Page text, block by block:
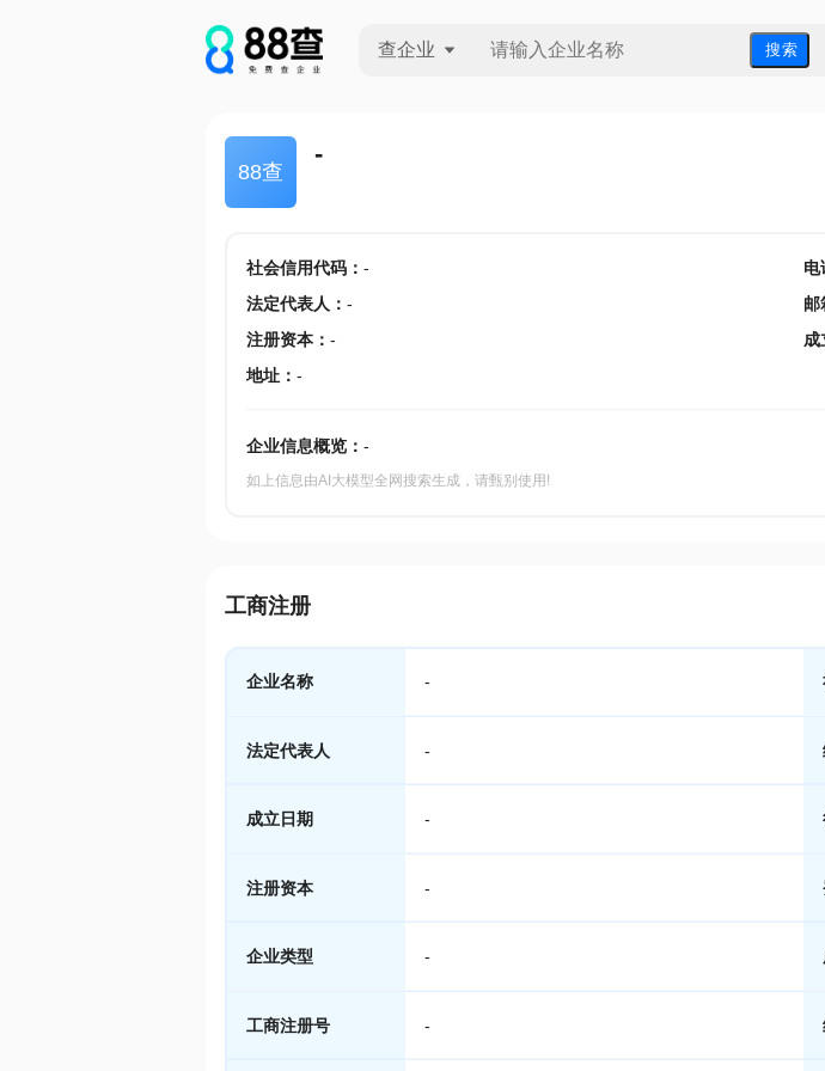
查企业 搜 索
88查
-
社会信用代码： - 电
法定代表人 ： - 邮
注册资本： - 成
地址： -
企业信息概览： -
如上信息由AI大模型全网搜索生成，请甄别使用!
工商注册
企业名称 -
法定代表人 -
成立日期 -
注册资本 -
企业类型 -
工商注册号 -